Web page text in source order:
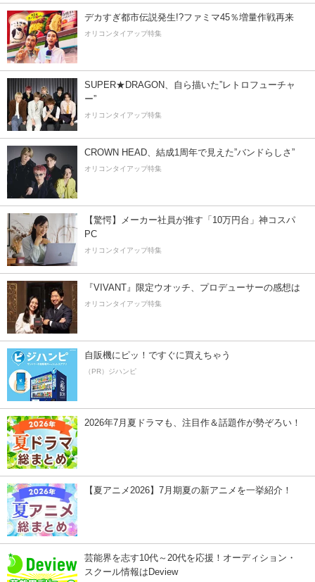
デカすぎ都市伝説発生!?ファミマ45％増量作戦再来
オリコンタイアップ特集
SUPER★DRAGON、自ら描いた”レトロフューチャ
ー”
オリコンタイアップ特集
CROWN HEAD、結成1周年で見えた”バンドらしさ”
オリコンタイアップ特集
【驚愕】メーカー社員が推す「10万円台」神コスパ
PC
オリコンタイアップ特集
『VIVANT』限定ウオッチ、プロデューサーの感想は
オリコンタイアップ特集
自販機にピッ！ですぐに買えちゃう
（PR）ジハンピ
2026年7月夏ドラマも、注目作＆話題作が勢ぞろい！
【夏アニメ2026】7月期夏の新アニメを一挙紹介！
芸能界を志す10代～20代を応援！オーディション・
スクール情報はDeview